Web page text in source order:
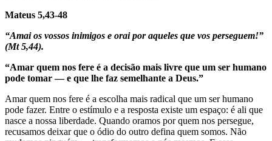
Mateus 5,43-48
“Amai os vossos inimigos e orai por aqueles que vos perseguem!”
(Mt 5,44).
“Amar quem nos fere é a decisão mais livre que um ser humano
pode tomar — e que lhe faz semelhante a Deus.”
Amar quem nos fere é a escolha mais radical que um ser humano
pode fazer. Entre o estímulo e a resposta existe um espaço: é ali que
nasce a nossa liberdade. Quando oramos por quem nos persegue,
recusamos deixar que o ódio do outro defina quem somos. Não